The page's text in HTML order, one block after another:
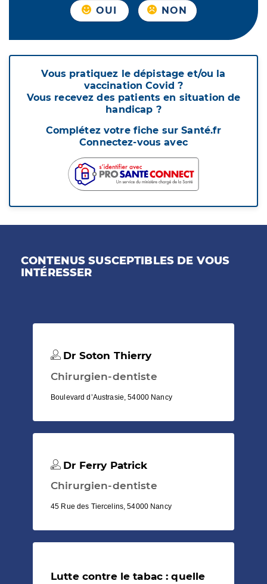
OUI NON
Vous pratiquez le dépistage et/ou la
vaccination Covid ?
Vous recevez des patients en situation de
handicap ?
Complétez votre fiche sur Santé.fr
Connectez-vous avec
CONTENUS SUSCEPTIBLES DE VOUS
INTÉRESSER
Dr Soton Thierry
Chirurgien-dentiste
Boulevard d’Austrasie, 54000 Nancy
Dr Ferry Patrick
Chirurgien-dentiste
45 Rue des Tiercelins, 54000 Nancy
Lutte contre le tabac : quelle